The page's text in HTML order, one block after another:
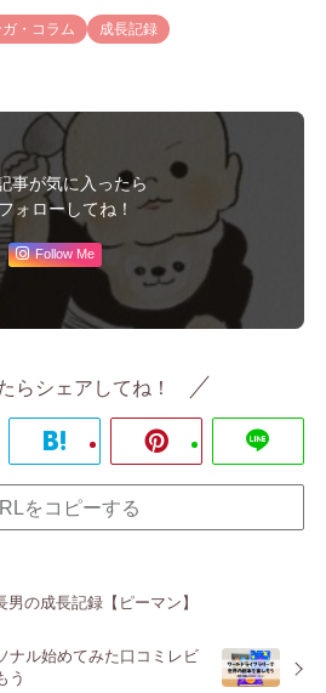
・コラム
成長記録
事が気に入ったら
フォローしてね！
Follow Me
らシェアしてね！
をコピーする
男の成長記録【ピーマン】
ナル始めてみた口コミレビ
う